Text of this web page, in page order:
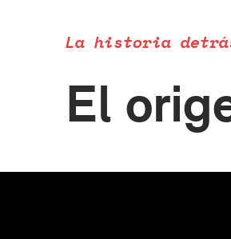
La historia
El